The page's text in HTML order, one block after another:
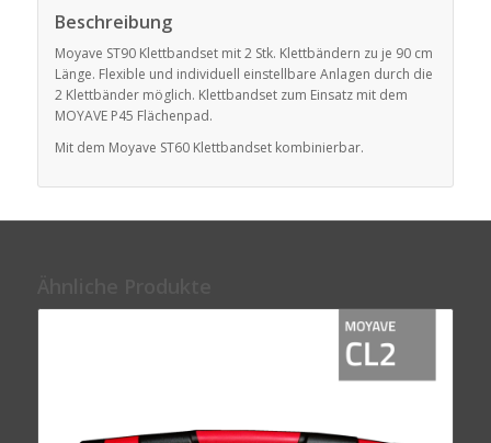
Beschreibung
Moyave ST90 Klettbandset mit 2 Stk. Klettbändern zu je 90 cm
Länge. Flexible und individuell einstellbare Anlagen durch die
2 Klettbänder möglich. Klettbandset zum Einsatz mit dem
MOYAVE P45 Flächenpad.
Mit dem Moyave ST60 Klettbandset kombinierbar.